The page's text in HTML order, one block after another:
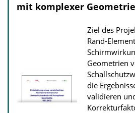
t
o
n
D
o
w
n
mit komplexer Geometrie
Ziel des
Rand-
Geometrien
die
validieren